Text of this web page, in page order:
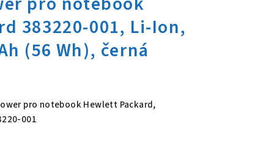
pro notebook Hewlett
pro notebook Hewlett Packard,
001